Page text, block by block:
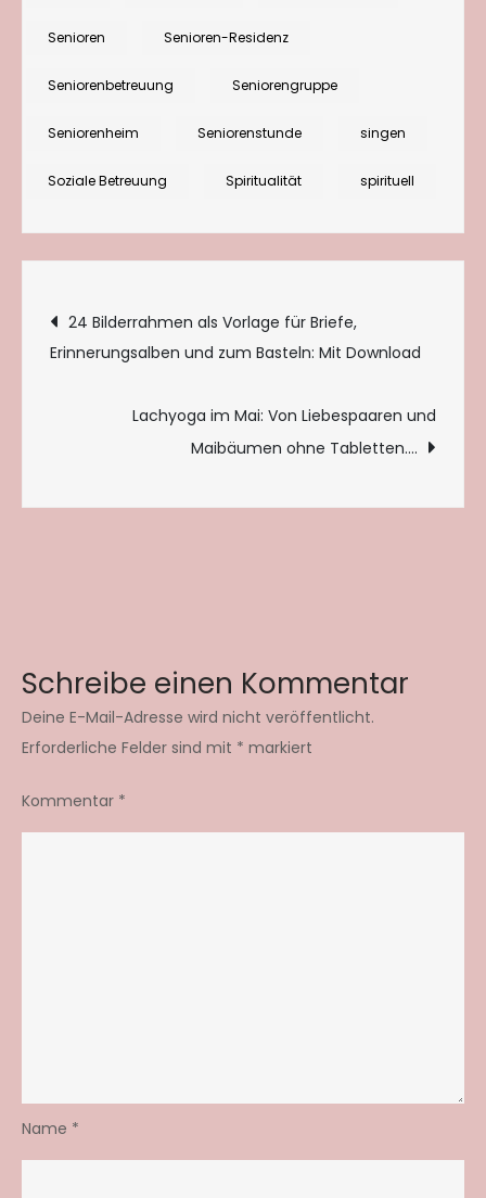
Senioren Senioren-Residenz
Seniorenbetreuung Seniorengruppe
Seniorenheim Seniorenstunde singen
Soziale Betreuung Spiritualität spirituell
Beitragsnavigation
24 Bilderrahmen als Vorlage für Briefe,
Erinnerungsalben und zum Basteln: Mit Download
Lachyoga im Mai: Von Liebespaaren und
Maibäumen ohne Tabletten….
Schreibe einen Kommentar
Deine E-Mail-Adresse wird nicht veröffentlicht.
Erforderliche Felder sind mit * markiert
Kommentar *
Name *